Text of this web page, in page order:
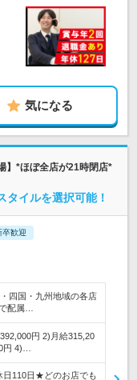
気になる
】*ほぼ全店が21時閉店*
タイルを選択可能！
卒歓迎
四国・九州地域の各店
配属…
円 2)月給315,20
円 4)…
日110日★どのお店でも